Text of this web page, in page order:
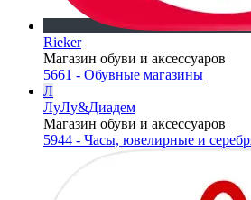
Rieker
Магазин обуви и аксессуаров
5661 - Обувные магазины
Л
ЛуЛу&Диадем
Магазин обуви и аксессуаров
5944 - Часы, ювелирные и